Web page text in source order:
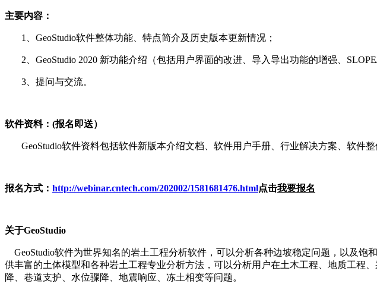
主要内容：
1 、GeoStudio软件整体功能、特点简介及历史版本更新情况；
2 、GeoStudio 2020 新功能介绍（包括用户界面的改进、导入导出功能的增强、
3 、提问与交流。
软件资料：(报名即送）
GeoStudio软件资料包括软件新版本介绍文档、软件用户手册、行业解决方案、软件
报名方式： http://webinar.cntech.com/202002/1581681476.html点击我要报名
关于GeoStudio
GeoStudio软件为世界知名的岩土工程分析软件，可以分析各种边坡稳定问题，以及
供丰富的土体模型和各种岩土工程专业分析方法，可以分析用户在土木工程、地质工程
降、巷道支护、水位骤降、地震响应、冻土相变等问题。